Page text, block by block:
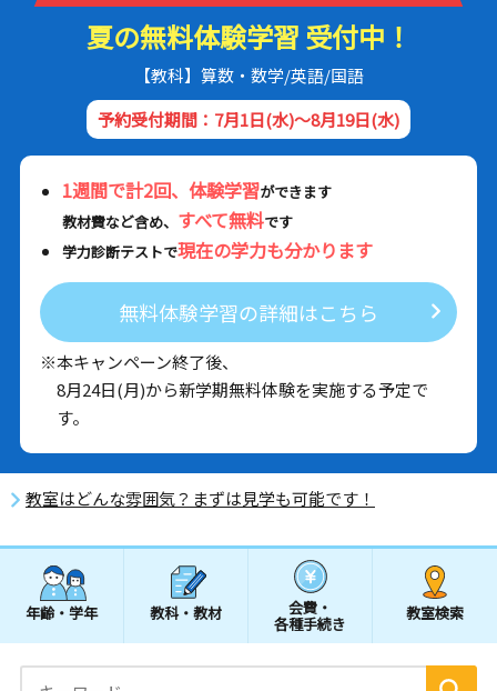
夏の無料体験学習 受付中！
【教科】算数・数学/英語/国語
予約受付期間：7月1日(水)～8月19日(水)
1週間で計2回、体験学習ができます
教材費など含め、 すべて無料です
学力診断テストで現在の学力も分かります
無料体験学習の詳細はこちら
※本キャンペーン終了後、
8月24日(月)から新学期無料体験を実施する予定で
す。
教室はどんな雰囲気？まずは見学も可能です！
年齢・学年 教科・教材 会費・
各種手続き
教室検索